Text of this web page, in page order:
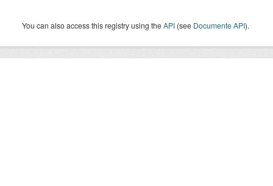
You can also access this registry using theAPI (see Documente API).